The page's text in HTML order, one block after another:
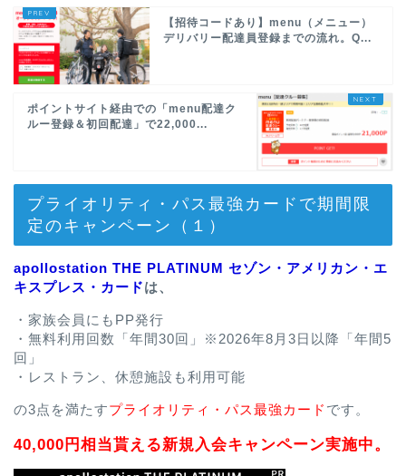
【招待コードあり】menu（メニュー）
デリバリー配達員登録までの流れ。Q...
ポイントサイト経由での「menu配達ク
ルー登録＆初回配達」で22,000...
プライオリティ・パス最強カードで期間限
定のキャンペーン（１）
apollostation THE PLATINUM セゾン・アメリカン・エ
キスプレス・カードは、
・家族会員にもPP発行
・無料利用回数「年間30回」※2026年8月3日以降「年間5
回」
・レストラン、休憩施設も利用可能
の3点を満たすプライオリティ・パス最強カード です。
40,000円相当貰える新規入会キャンペーン実施中。